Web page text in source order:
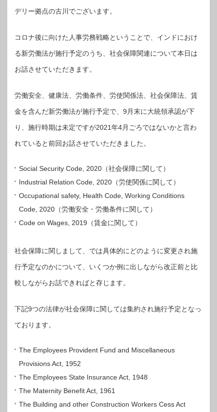
デリー拠点の古川でございます。
コロナ後に向けた人事労務戦略ということで、インドにおけ
る新労働法が施行予定のうち、社会保障関連について本日は
お話させていただきます。
労働安全、健康法、労働条件、労使関係法、社会保障法、賃
金を含んだ新労働法が施行予定で、9月末に大統領承認が下
り、施行時期は未定ですが2021年4月ごろではないかと言わ
れていると前回お話させていただきました。
Social Security Code, 2020（社会保障に関して）
Industrial Relation Code, 2020（労使関係に関して）
Occupational safety, Health Code, Working Conditions
Code, 2020（労働安全・労働条件に関して）
Code on Wages, 2019（賃金に関して）
社会保障に関しまして、では具体的にどのように変更され施
行予定なのかについて、いくつか例に出しながら改正前と比
較しながらお話できればと存じます。
下記9つの法律が社会保障に関しては集約され施行予定となっ
ております。
The Employees Provident Fund and Miscellaneous
Provisions Act, 1952
The Employees State Insurance Act, 1948
The Maternity Benefit Act, 1961
The Building and other Construction Workers Cess Act